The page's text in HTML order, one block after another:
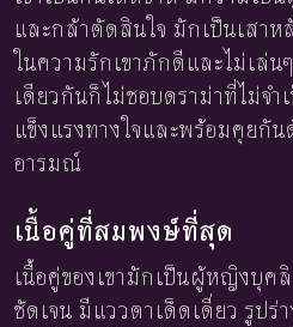
และกล้าตัดสินใจ มักเป็นเสา
ในความรักเขาภักดีและไม่เล่น
เดียวกันก็ไม่ชอบดราม่าที่ไม่จ
แข็งแรงทางใจและพร้อมคุยกั
อารมณ์
เนื้อคู่ที่สมพงษ์ที่สุด
เนื้อคู่ของเขามักเป็นผู้หญิงบุค
ชัดเจน มีแววตาเด็ดเดี่ยว รูปร่